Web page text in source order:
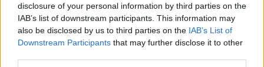
disclosure of your personal information by third parties on the
IAB’s list of downstream participants. This information may
also be disclosed by us to third parties on the IAB’s List of
Downstream Participants that may further disclose it to other
Secciones destacadas
Noticias y actualidad sobre Días